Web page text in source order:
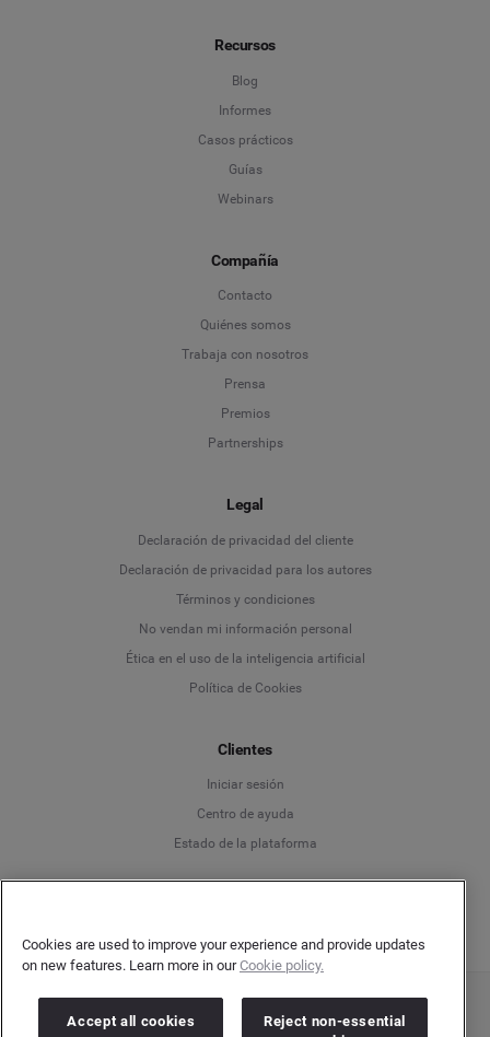
Recursos
Blog
Informes
Casos prácticos
Guías
Webinars
Compañía
Contacto
Quiénes somos
Trabaja con nosotros
Prensa
Premios
Partnerships
Legal
Declaración de privacidad del cliente
Declaración de privacidad para los autores
Términos y condiciones
No vendan mi información personal
Ética en el uso de la inteligencia artificial
Política de Cookies
Clientes
Iniciar sesión
Centro de ayuda
Estado de la plataforma
Language
Deutsch
Copyright © 2026 Brandwatch. Todos los derechos reservados. Cision Group Ltd, 7th
Floor, 5 Churchill Place, Canary Wharf, London, E14 5HU
Cookies are used to improve your experience and provide updates
on new features. Learn more in ourCookie policy.
Accept all cookies
Reject non-essential